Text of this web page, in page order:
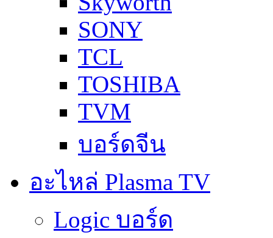
SONY
TCL
TOSHIBA
TVM
บอร์ดจีน
อะไหล่ Plasma TV
Logic บอร์ด